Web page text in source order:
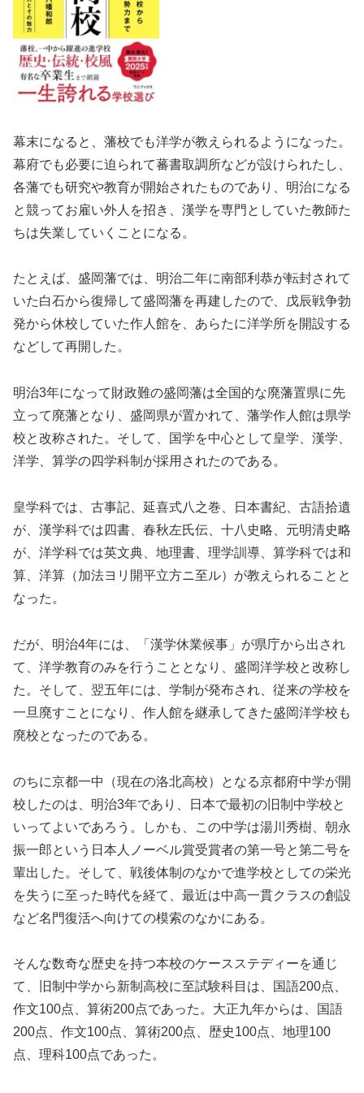
幕末になると、藩校でも洋学が教えられるようになった。
幕府でも必要に迫られて蕃書取調所などが設けられたし、
各藩でも研究や教育が開始されたものであり、明治になる
と競ってお雇い外人を招き、漢学を専門としていた教師た
ちは失業していくことになる。
たとえば、盛岡藩では、明治二年に南部利恭が転封されて
いた白石から復帰して盛岡藩を再建したので、戊辰戦争勃
発から休校していた作人館を、あらたに洋学所を開設する
などして再開した。
明治3年になって財政難の盛岡藩は全国的な廃藩置県に先
立って廃藩となり、盛岡県が置かれて、藩学作人館は県学
校と改称された。そして、国学を中心として皇学、漢学、
洋学、算学の四学科制が採用されたのである。
皇学科では、古事記、延喜式八之巻、日本書紀、古語拾遺
が、漢学科では四書、春秋左氏伝、十八史略、元明清史略
が、洋学科では英文典、地理書、理学訓導、算学科では和
算、洋算（加法ヨリ開平立方ニ至ル）が教えられることと
なった。
だが、明治4年には、「漢学休業候事」が県庁から出され
て、洋学教育のみを行うこととなり、盛岡洋学校と改称し
た。そして、翌五年には、学制が発布され、従来の学校を
一旦廃すことになり、作人館を継承してきた盛岡洋学校も
廃校となったのである。
のちに京都一中（現在の洛北高校）となる京都府中学が開
校したのは、明治3年であり、日本で最初の旧制中学校と
いってよいであろう。しかも、この中学は湯川秀樹、朝永
振一郎という日本人ノーベル賞受賞者の第一号と第二号を
輩出した。そして、戦後体制のなかで進学校としての栄光
を失うに至った時代を経て、最近は中高一貫クラスの創設
など名門復活へ向けての模索のなかにある。
そんな数奇な歴史を持つ本校のケースステディーを通じ
て、旧制中学から新制高校に至試験科目は、国語200点、
作文100点、算術200点であった。大正九年からは、国語
200点、作文100点、算術200点、歴史100点、地理100
点、理科100点であった。